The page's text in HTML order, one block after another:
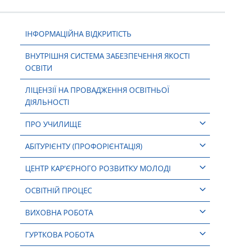
ІНФОРМАЦІЙНА ВІДКРИТІСТЬ
ВНУТРІШНЯ СИСТЕМА ЗАБЕЗПЕЧЕННЯ ЯКОСТІ
ОСВІТИ
ЛІЦЕНЗІЇ НА ПРОВАДЖЕННЯ ОСВІТНЬОЇ
ДІЯЛЬНОСТІ
ПРО УЧИЛИЩЕ
АБІТУРІЄНТУ (ПРОФОРІЄНТАЦІЯ)
ЦЕНТР КАР’ЄРНОГО РОЗВИТКУ МОЛОДІ
ОСВІТНІЙ ПРОЦЕС
ВИХОВНА РОБОТА
ГУРТКОВА РОБОТА